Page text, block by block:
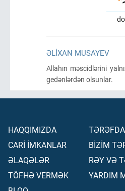
ƏLIXAN MUSAYEV
Allahın məscidlərini
gedənlərdən olsunlar.
HAQQIMIZDA
CARİ İMKANLAR
ƏLAQƏLƏR
TÖFHƏ VERMƏK
BİZİM
RƏY VƏ
YARDIM